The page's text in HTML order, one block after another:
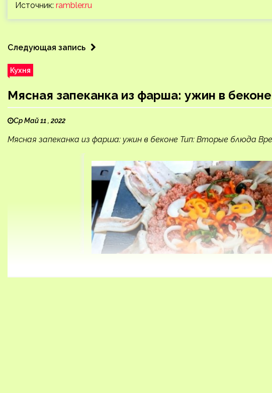
Источник: rambler.ru
Следующая запись
Кухня
Мясная запеканка из фарша: ужин в беконе
Ср Май 11 , 2022
Мясная запеканка из фарша: ужин в беконе Тип: Вторые блюда